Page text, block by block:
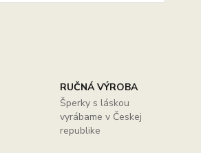
RUČNÁ VÝROBA
Šperky s láskou
vyrábame v Českej
republike